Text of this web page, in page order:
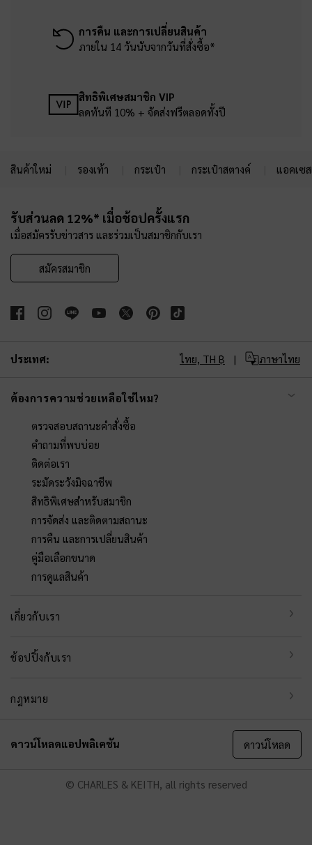
การคืน และการเปลี่ยนสินค้า
ภายใน 14 วันนับจากวันที่สั่งซื้อ*
สิทธิพิเศษสมาชิก VIP
ลดทันที 10% + จัดส่งฟรีตลอดทั้งปี
สินค้าใหม่ รองเท้า กระเป๋า กระเป๋าสตางค์ แอคเซ
รับส่วนลด 12%* เมื่อช้อปครั้งแรก
เมื่อสมัครรับข่าวสาร และร่วมเป็นสมาชิกกับเรา
สมัครสมาชิก
ประเทศ: ไทย, TH ฿ ภาษาไทย
ต้องการความช่วยเหลือใช่ไหม?
ตรวจสอบสถานะคำสั่งซื้อ
คำถามที่พบบ่อย
ติดต่อเรา
ระมัดระวังมิจฉาชีพ
สิทธิพิเศษสำหรับสมาชิก
การจัดส่ง และติดตามสถานะ
การคืน และการเปลี่ยนสินค้า
คู่มือเลือกขนาด
การดูแลสินค้า
เกี่ยวกับเรา
ช้อปปิ้งกับเรา
กฎหมาย
ดาวน์โหลดแอปพลิเคชัน ดาวน์โหลด
© CHARLES & KEITH, all rights reserved